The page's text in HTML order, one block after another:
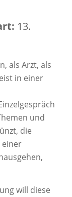
13.
als Arzt, als
in einer
und
die
einer
will diese